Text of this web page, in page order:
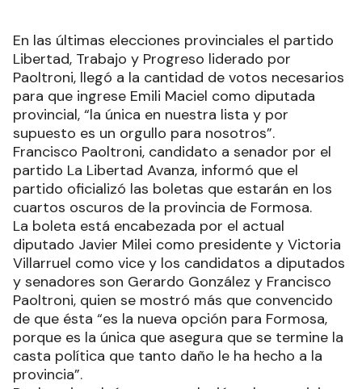
En las últimas elecciones provinciales el partido
Libertad, Trabajo y Progreso liderado por
Paoltroni, llegó a la cantidad de votos necesarios
para que ingrese Emili Maciel como diputada
provincial, “la única en nuestra lista y por
supuesto es un orgullo para nosotros”.
Francisco Paoltroni, candidato a senador por el
partido La Libertad Avanza, informó que el
partido oficializó las boletas que estarán en los
cuartos oscuros de la provincia de Formosa.
La boleta está encabezada por el actual
diputado Javier Milei como presidente y Victoria
Villarruel como vice y los candidatos a diputados
y senadores son Gerardo González y Francisco
Paoltroni, quien se mostró más que convencido
de que ésta “es la nueva opción para Formosa,
porque es la única que asegura que se termine la
casta política que tanto daño le ha hecho a la
provincia”.